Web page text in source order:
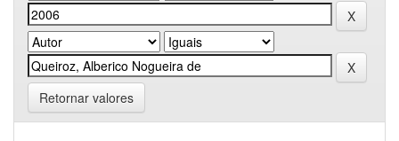
Retornar valores